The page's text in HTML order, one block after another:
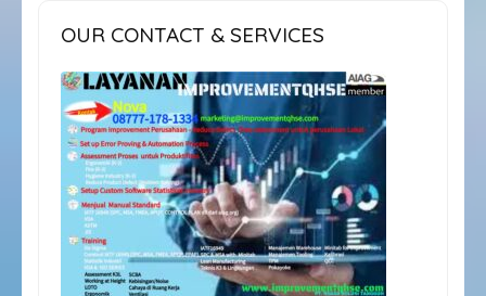
OUR CONTACT & SERVICES